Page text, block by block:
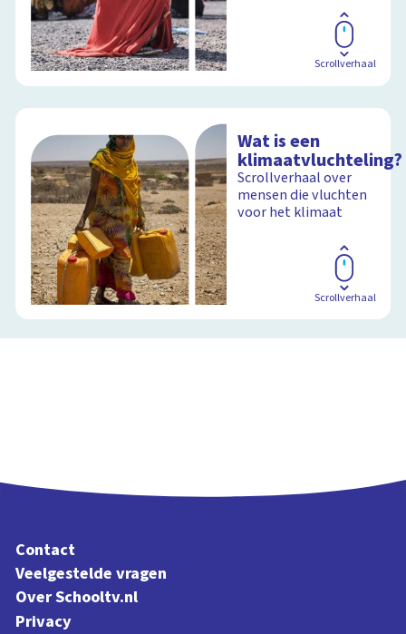
Scrollverhaal
Wat is een
klimaatvluchteling?
Scrollverhaal over
mensen die vluchten
voor het klimaat
Scrollverhaal
Contact
Veelgestelde vragen
Over Schooltv.nl
Privacy